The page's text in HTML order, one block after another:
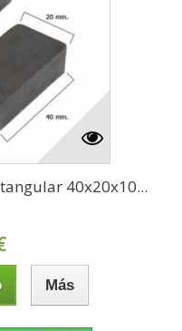
40x20x10...
Más